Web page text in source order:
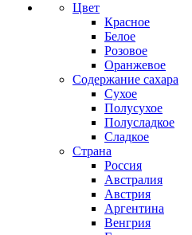
Цвет
Красное
Белое
Розовое
Оранжевое
Содержание сахара
Сухое
Полусухое
Полусладкое
Сладкое
Страна
Россия
Австралия
Австрия
Аргентина
Венгрия